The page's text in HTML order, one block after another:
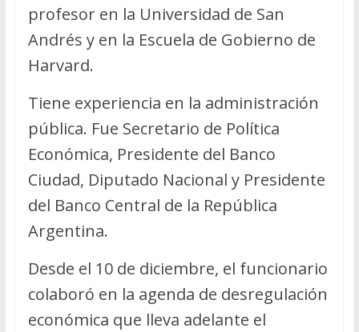
profesor en la Universidad de San
Andrés y en la Escuela de Gobierno de
Harvard.
Tiene experiencia en la administración
pública. Fue Secretario de Política
Económica, Presidente del Banco
Ciudad, Diputado Nacional y Presidente
del Banco Central de la República
Argentina.
Desde el 10 de diciembre, el funcionario
colaboró en la agenda de desregulación
económica que lleva adelante el